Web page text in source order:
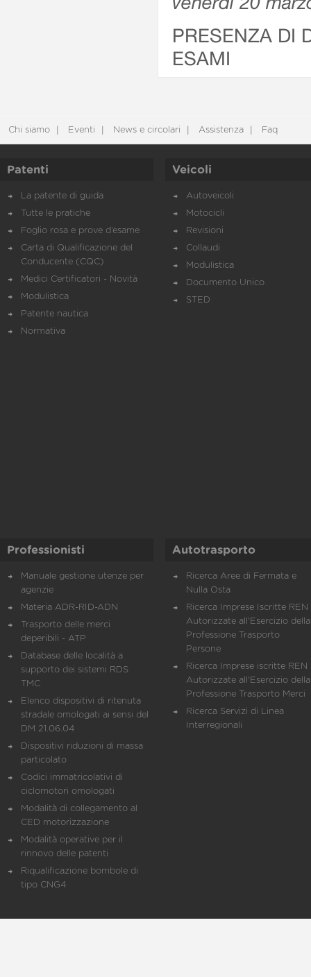
PRESENZA DI
ESAMI
Chi siamo Eventi News e circolari Assistenza Faq
Patenti
La patente di guida
Tutte le pratiche
Foglio rosa e prove d’esame
Carta di Qualificazione del
Conducente (CQC)
Medici Certificatori - Novità
Modulistica
Patente nautica
Normativa
Veicoli
Autoveicoli
Motocicli
Revisioni
Collaudi
Modulistica
Documento Unico
STED
Professionisti
Manuale gestione utenze per
agenzie
Materia ADR-RID-ADN
Trasporto delle merci
deperibili - ATP
Database delle località a
supporto dei sistemi RDS
TMC
Elenco dispositivi di ritenuta
stradale omologati ai sensi del
DM 21.06.04
Dispositivi riduzioni di massa
particolato
Codici immatricolativi di
ciclomotori omologati
Modalità di collegamento al
CED motorizzazione
Modalità operative per il
rinnovo delle patenti
Riqualificazione bombole di
tipo CNG4
Autotrasporto
Ricerca Aree di Fermata e
Nulla Osta
Ricerca Imprese Iscritte REN
Autorizzate all'Esercizio della
Professione Trasporto
Persone
Ricerca Imprese iscritte REN
Autorizzate all'Esercizio della
Professione Trasporto Merci
Ricerca Servizi di Linea
Interregionali